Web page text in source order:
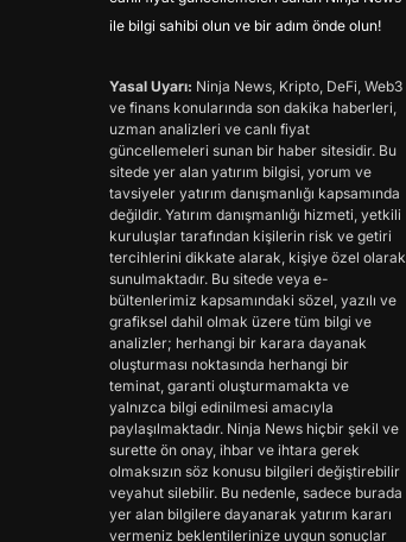
ile bilgi sahibi olun ve bir adım önde olun!
Yasal Uyarı: Ninja News, Kripto, DeFi, Web3
ve finans konularında son dakika haberleri,
uzman analizleri ve canlı fiyat
güncellemeleri sunan bir haber sitesidir. Bu
sitede yer alan yatırım bilgisi, yorum ve
tavsiyeler yatırım danışmanlığı kapsamında
değildir. Yatırım danışmanlığı hizmeti, yetkili
kuruluşlar tarafından kişilerin risk ve getiri
tercihlerini dikkate alarak, kişiye özel olarak
sunulmaktadır. Bu sitede veya e-
bültenlerimiz kapsamındaki sözel, yazılı ve
grafiksel dahil olmak üzere tüm bilgi ve
analizler; herhangi bir karara dayanak
oluşturması noktasında herhangi bir
teminat, garanti oluşturmamakta ve
yalnızca bilgi edinilmesi amacıyla
paylaşılmaktadır. Ninja News hiçbir şekil ve
surette ön onay, ihbar ve ihtara gerek
olmaksızın söz konusu bilgileri değiştirebilir
veyahut silebilir. Bu nedenle, sadece burada
yer alan bilgilere dayanarak yatırım kararı
vermeniz beklentilerinize uygun sonuçlar